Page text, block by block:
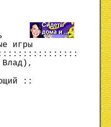
игры
Влад),
::